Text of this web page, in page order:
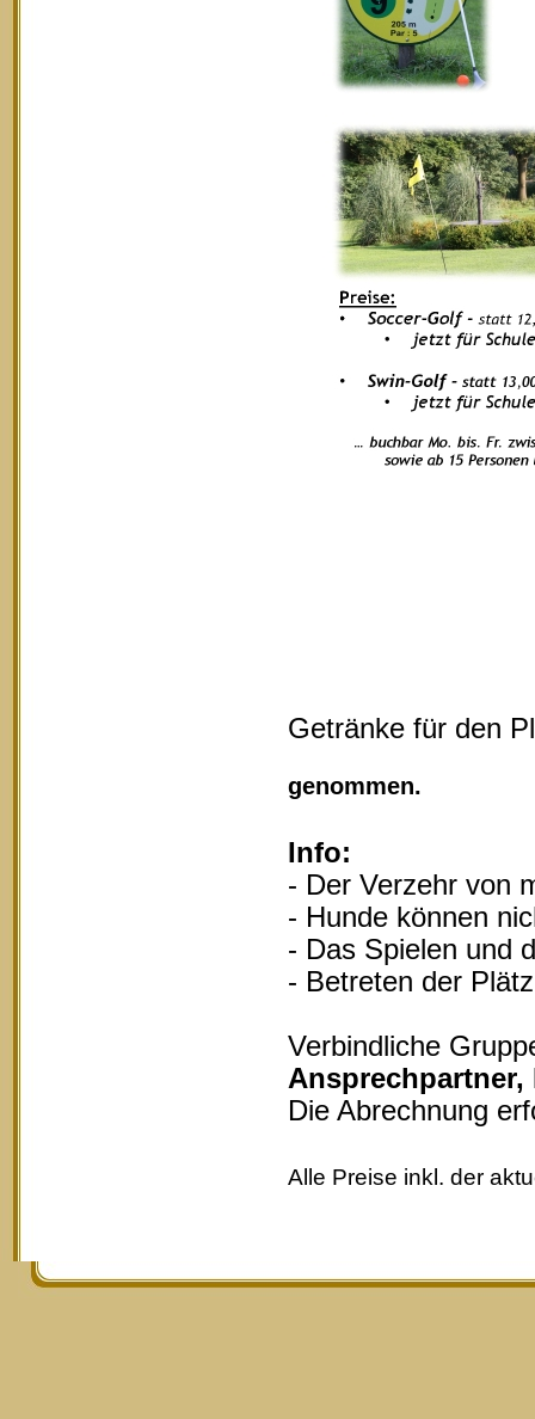
Getränke für den
genommen.
Info:
- Der Verzehr von
- Hunde können
- Das Spielen und
- Betreten der
Verbindliche
Die Abrechnung
Alle Preise inkl. der